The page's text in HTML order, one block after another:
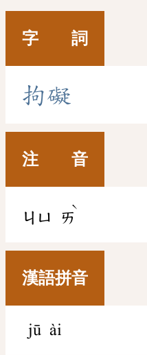
字 詞
拘礙
注 音
ㄐㄩ ㄞ
ˋ
漢語拼音
jū ài